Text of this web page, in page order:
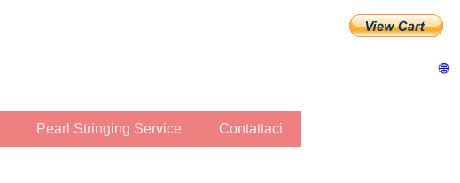
🌐
Pearl Stringing Service Contattaci